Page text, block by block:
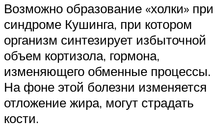
Возможно образование «холки» при
синдроме Кушинга, при котором
организм синтезирует избыточной
объем кортизола, гормона,
изменяющего обменные процессы.
На фоне этой болезни изменяется
отложение жира, могут страдать
кости.